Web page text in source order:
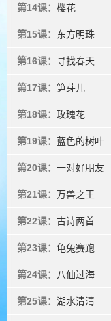
第14课： 樱花
第15课： 东方明珠
第16课： 寻找春天
第17课： 笋芽儿
第18课： 玫瑰花
第19课： 蓝色的树叶
第20课： 一对好朋友
第21课： 万兽之王
第22课： 古诗两首
第23课： 龟兔赛跑
第24课： 八仙过海
第25课： 湖水清清